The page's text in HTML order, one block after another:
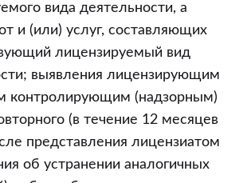
вида деятельности, а
и (или) услуг, составляющих
лицензируемый вид
выявления лицензирующим
контролирующим (надзорным)
(в течение 12 месяцев
представления лицензиатом
об устранении аналогичных